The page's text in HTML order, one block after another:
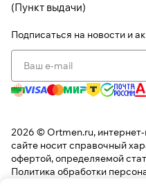
(Пункт выдачи)
Подписаться на новости и
2026 © Ortmen.ru,
сайте носит справочный
офертой, определяемой
Политика обработки